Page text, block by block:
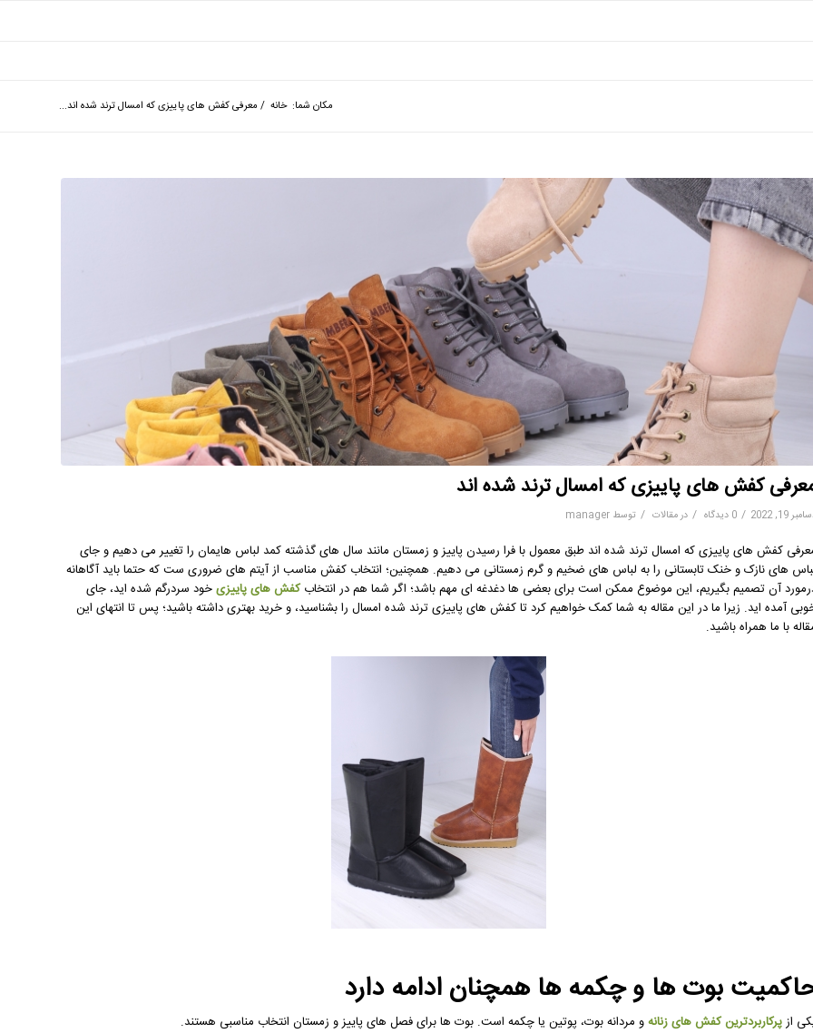
مکان شما: خانه / معرفی کفش های پاییزی که امسال ترند شده اند...
کفش های پاییزی که امسال ترند شده اند
19, 2022
/ 0 دیدگاه / درمقالات / توسط manager
کفش های پاییزی که امسال ترند شده اند طبق معمول با فرا رسیدن پاییز و زمستان مانند سال های گذشته کمد لباس هایمان را تغییر می دهیم و جای
های نازک و خنک تابستانی را به لباس های ضخیم و گرم زمستانی می دهیم. همچنین؛ انتخاب کفش مناسب از آیتم های ضروری ست که حتما باید آگاهانه
آن تصمیم بگیریم، این موضوع ممکن است برای بعضی ها دغدغه ای مهم باشد؛ اگر شما هم در انتخابکفش های پاییزیخود سردرگم شده اید، جای
آمده اید. زیرا ما در این مقاله به شما کمک خواهیم کرد تا کفش های پاییزی ترند شده امسال را بشناسید، و خرید بهتری داشته باشید؛ پس تا انتهای این
با ما همراه باشید.
بوت ها و چکمه ها همچنان ادامه دارد
ازپرکاربردترین کفش های زنانهو مردانه بوت، پوتین یا چکمه است. بوت ها برای فصل های پاییز و زمستان انتخاب مناسبی هستند.